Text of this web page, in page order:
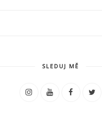
SLEDUJ MĚ